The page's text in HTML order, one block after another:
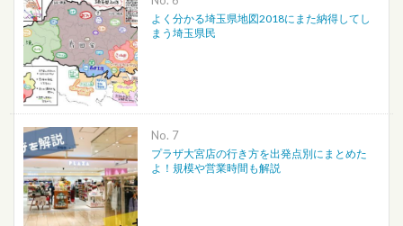
よく分かる埼玉県地図2018にまた納得してし
まう埼玉県民
No.
プラザ大宮店の行き方を出発点別にまとめた
よ！規模や営業時間も解説